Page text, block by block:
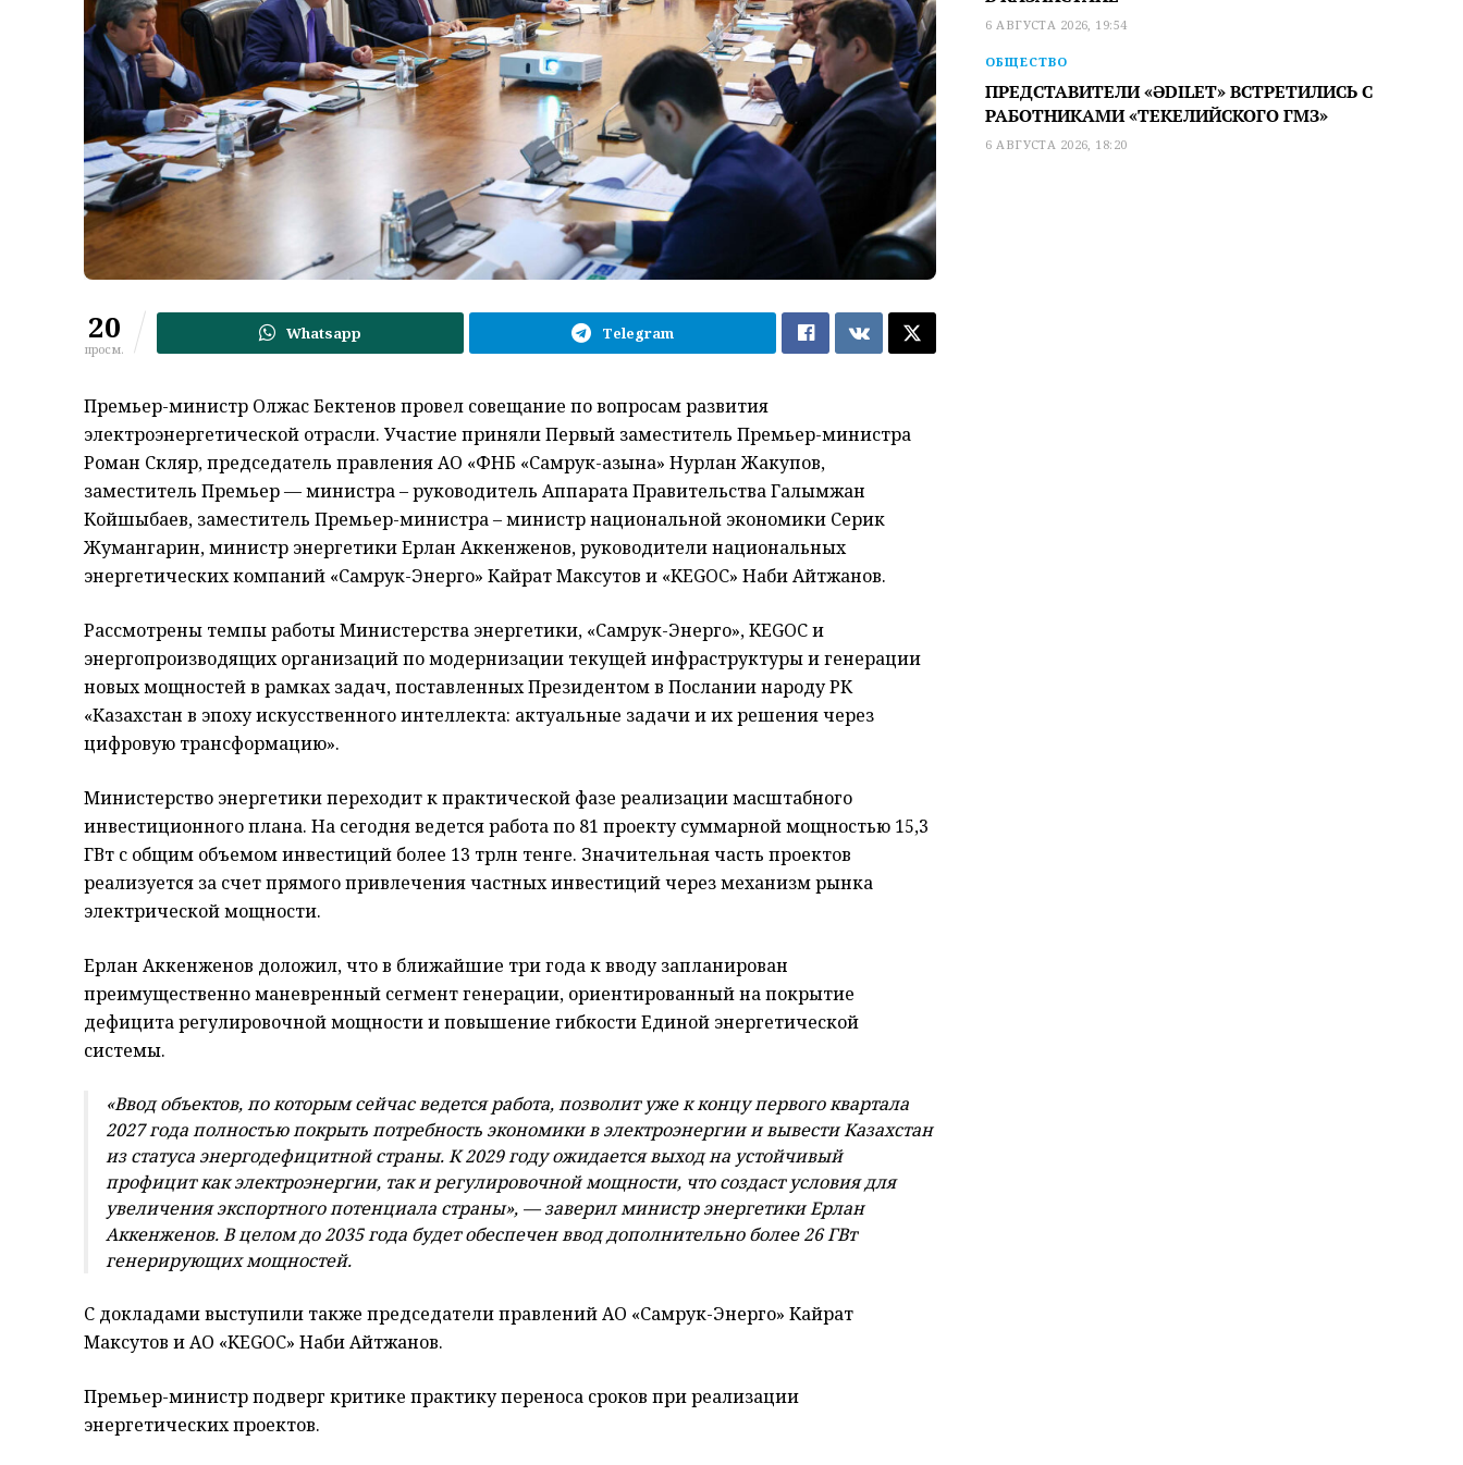
20
просм.
Whatsapp Telegram
Премьер-министр Олжас Бектенов провел совещание по вопросам развития
электроэнергетической отрасли. Участие приняли Первый заместитель Премьер-министра
Роман Скляр, председатель правления АО «ФНБ «Самрук-Қазына» Нурлан Жакупов,
заместитель Премьер — министра – руководитель Аппарата Правительства Галымжан
Койшыбаев, заместитель Премьер-министра – министр национальной экономики Серик
Жумангарин, министр энергетики Ерлан Аккенженов, руководители национальных
энергетических компаний «Самрук-Энерго» Кайрат Максутов и «KEGOC» Наби Айтжанов.
Рассмотрены темпы работы Министерства энергетики, «Самрук-Энерго», KEGOC и
энергопроизводящих организаций по модернизации текущей инфраструктуры и генерации
новых мощностей в рамках задач, поставленных Президентом в Послании народу РК
«Казахстан в эпоху искусственного интеллекта: актуальные задачи и их решения через
цифровую трансформацию».
Министерство энергетики переходит к практической фазе реализации масштабного
инвестиционного плана. На сегодня ведется работа по 81 проекту суммарной мощностью 15,3
ГВт с общим объемом инвестиций более 13 трлн тенге. Значительная часть проектов
реализуется за счет прямого привлечения частных инвестиций через механизм рынка
электрической мощности.
Ерлан Аккенженов доложил, что в ближайшие три года к вводу запланирован
преимущественно маневренный сегмент генерации, ориентированный на покрытие
дефицита регулировочной мощности и повышение гибкости Единой энергетической
системы.
«Ввод объектов, по которым сейчас ведется работа, позволит уже к концу первого квартала
2027 года полностью покрыть потребность экономики в электроэнергии и вывести Казахстан
из статуса энергодефицитной страны. К 2029 году ожидается выход на устойчивый
профицит как электроэнергии, так и регулировочной мощности, что создаст условия для
увеличения экспортного потенциала страны», — заверил министр энергетики Ерлан
Аккенженов. В целом до 2035 года будет обеспечен ввод дополнительно более 26 ГВт
генерирующих мощностей.
С докладами выступили также председатели правлений АО «Самрук-Энерго» Кайрат
Максутов и АО «KEGOC» Наби Айтжанов.
Премьер-министр подверг критике практику переноса сроков при реализации
энергетических проектов.
6 АВГУСТА 2026, 19:54
ОБЩЕСТВО
ПРЕДСТАВИТЕЛИ «ӘDILET» ВСТРЕТИЛИСЬ С
РАБОТНИКАМИ «ТЕКЕЛИЙСКОГО ГМЗ»
6 АВГУСТА 2026, 18:20